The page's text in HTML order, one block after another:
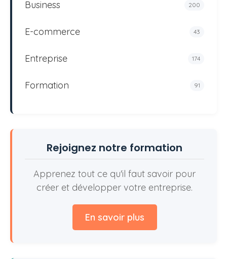
Business 200
E-commerce 43
Entreprise 174
Formation 91
Rejoignez notre formation
Apprenez tout ce qu'il faut savoir pour
créer et développer votre entreprise.
En savoir plus